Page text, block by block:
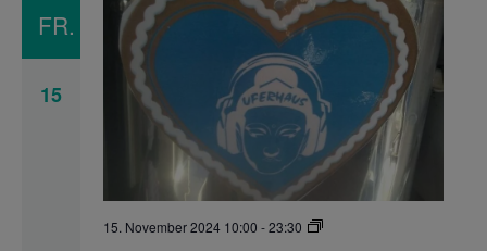
FR.
15
15. November 2024 10:00 -23:30
DJ